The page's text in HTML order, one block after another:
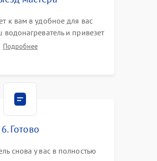
к вам в удобное для вас
водонагреватель и привезет
Подробнее
6. Готово
снова у вас в полностью